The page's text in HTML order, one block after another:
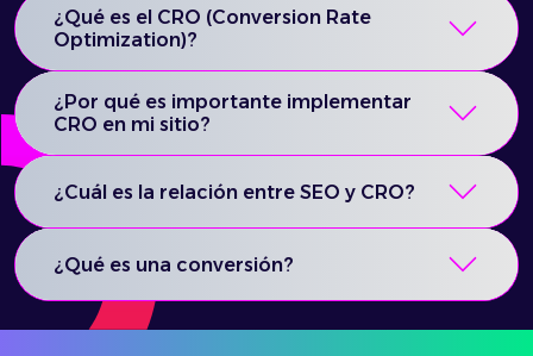
¿Qué es el CRO (Conversion Rate
Optimization)?
¿Por qué es importante implementar
CRO en mi sitio?
¿Cuál es la relación entre SEO y CRO?
¿Qué es una conversión?